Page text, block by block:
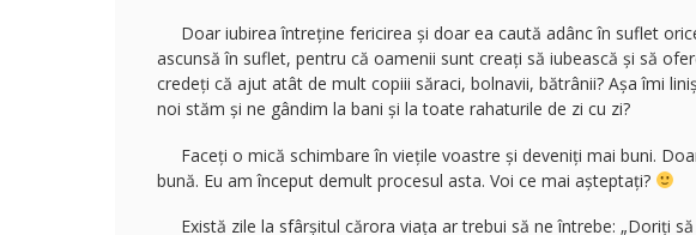
Doar iubirea întreține fericirea și doar ea caută adânc în suflet
ascunsă în suflet, pentru că oamenii sunt creați să iubească și să
credeți că ajut atât de mult copiii săraci, bolnavii, bătrânii? Așa îmi
noi stăm și ne gândim la bani și la toate rahaturile de zi cu zi?
Faceți o mică schimbare în viețile voastre și deveniți mai buni.
bună. Eu am început demult procesul asta. Voi ce mai așteptați?
Există zile la sfârșitul cărora viața ar trebui să ne întrebe: „Doriți